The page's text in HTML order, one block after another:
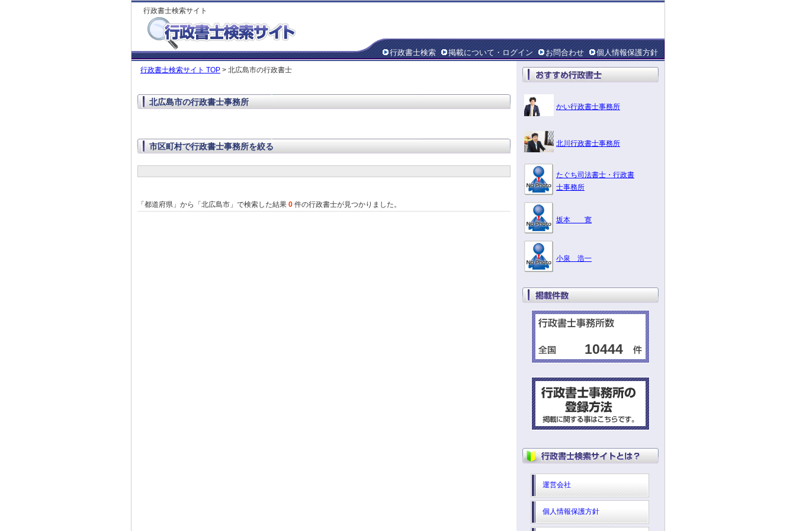
行政書士検索サイト
行政書士検索 掲載について・ログイン お問合わせ 個人情報保護方針
行政書士検索サイト TOP > 北広島市の行政書士
北広島市の行政書士事務所
市区町村で行政書士事務所を絞る
「都道府県」から「北広島市」で検索した結果 0 件の行政書士が見つかりました。
かい行政書士事務所
北川行政書士事務所
たぐち司法書士・行政書
士事務所
坂本 寛
小泉 浩一
10444
運営会社
個人情報保護方針